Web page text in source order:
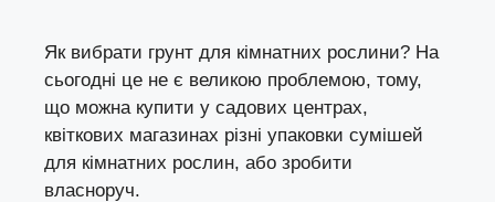
Як вибрати грунт для кімнатних рослини? На
сьогодні це не є великою проблемою, тому,
що можна купити у садових центрах,
квіткових магазинах різні упаковки сумішей
для кімнатних рослин, або зробити
власноруч.